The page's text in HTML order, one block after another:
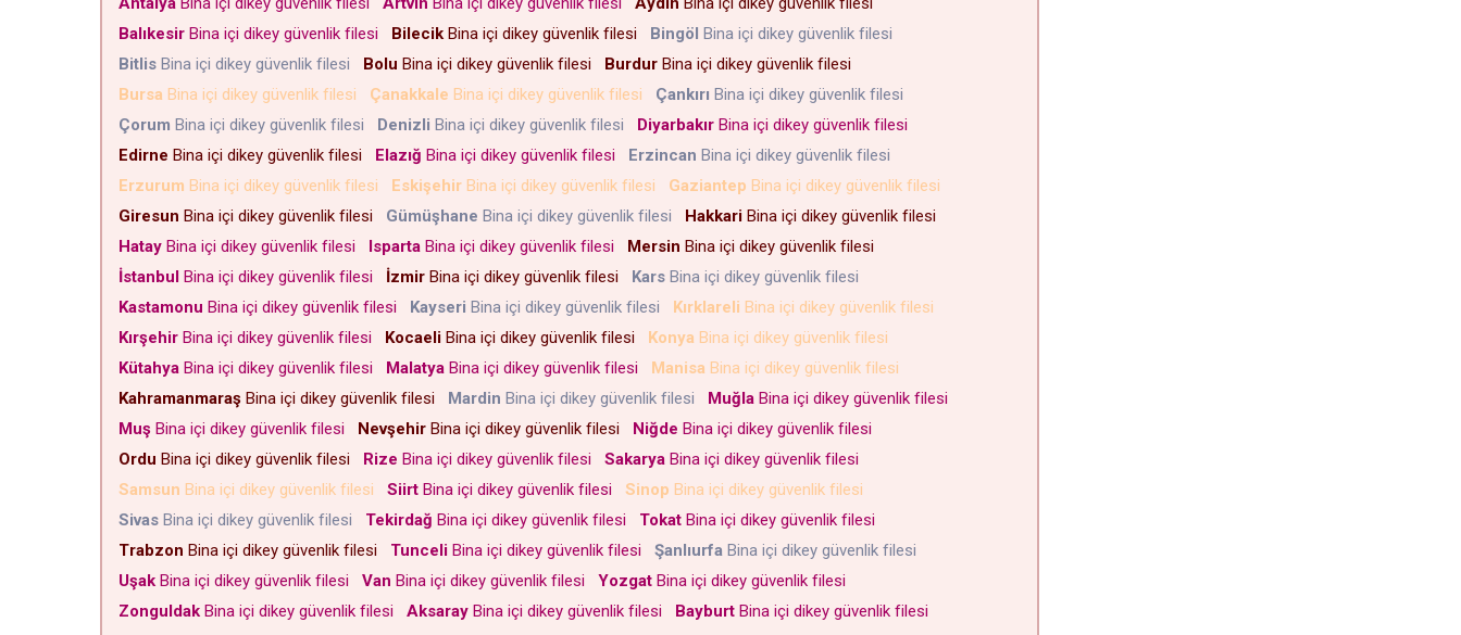
BalıkesirBina içi dikey güvenlik filesi BilecikBina içi dikey güvenlik filesi Bingöl Bina içi dikey güvenlik filesi
BitlisBina içi dikey güvenlik filesi Bolu Bina içi dikey güvenlik filesi BurdurBina içi dikey güvenlik filesi
Bursa Bina içi dikey güvenlik filesi Çanakkale Bina içi dikey güvenlik filesi Çankırı Bina içi dikey güvenlik filesi
Çorum Bina içi dikey güvenlik filesi Denizli Bina içi dikey güvenlik filesi DiyarbakırBina içi dikey güvenlik filesi
Edirne Bina içi dikey güvenlik filesi Elazığ Bina içi dikey güvenlik filesi Erzincan Bina içi dikey güvenlik filesi
Erzurum Bina içi dikey güvenlik filesi EskişehirBina içi dikey güvenlik filesi Gaziantep Bina içi dikey güvenlik filesi
Giresun Bina içi dikey güvenlik filesi Gümüşhane Bina içi dikey güvenlik filesi HakkariBina içi dikey güvenlik filesi
HatayBina içi dikey güvenlik filesi IspartaBina içi dikey güvenlik filesi Mersin Bina içi dikey güvenlik filesi
İstanbulBina içi dikey güvenlik filesi İzmirBina içi dikey güvenlik filesi KarsBina içi dikey güvenlik filesi
Kastamonu Bina içi dikey güvenlik filesi Kayseri Bina içi dikey güvenlik filesi Kırklareli Bina içi dikey güvenlik filesi
KırşehirBina içi dikey güvenlik filesi KocaeliBina içi dikey güvenlik filesi Konya Bina içi dikey güvenlik filesi
KütahyaBina içi dikey güvenlik filesi MalatyaBina içi dikey güvenlik filesi Manisa Bina içi dikey güvenlik filesi
KahramanmaraşBina içi dikey güvenlik filesi Mardin Bina içi dikey güvenlik filesi MuğlaBina içi dikey güvenlik filesi
MuşBina içi dikey güvenlik filesi NevşehirBina içi dikey güvenlik filesi Niğde Bina içi dikey güvenlik filesi
Ordu Bina içi dikey güvenlik filesi Rize Bina içi dikey güvenlik filesi SakaryaBina içi dikey güvenlik filesi
Samsun Bina içi dikey güvenlik filesi SiirtBina içi dikey güvenlik filesi Sinop Bina içi dikey güvenlik filesi
SivasBina içi dikey güvenlik filesi Tekirdağ Bina içi dikey güvenlik filesi TokatBina içi dikey güvenlik filesi
Trabzon Bina içi dikey güvenlik filesi TunceliBina içi dikey güvenlik filesi ŞanlıurfaBina içi dikey güvenlik filesi
UşakBina içi dikey güvenlik filesi Van Bina içi dikey güvenlik filesi YozgatBina içi dikey güvenlik filesi
ZonguldakBina içi dikey güvenlik filesi AksarayBina içi dikey güvenlik filesi BayburtBina içi dikey güvenlik filesi